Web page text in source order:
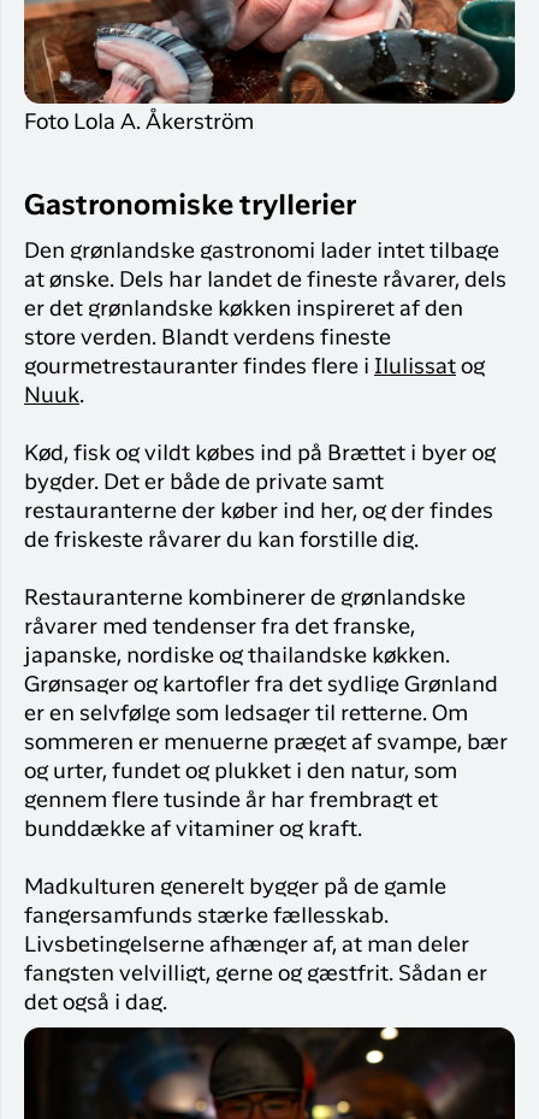
Flyrejser til
Qaqortoq
Flyrejser til
Har du glemt din adgangskode?
Ny Profil
masse eksklusive fordele. Læs mere om
Tilmeld dig Club Timmisa
Foto Lola A. Åkerström
Gastronomiske tryllerier
Den grønlandske gastronomi lader intet tilbage
at ønske. Dels har landet de fineste råvarer, dels
er det grønlandske køkken inspireret af den
store verden. Blandt verdens fineste
gourmetrestauranter findes flere i Ilulissat og
Nuuk.
Kød, fisk og vildt købes ind på Brættet i byer og
bygder. Det er både de private samt
restauranterne der køber ind her, og der findes
de friskeste råvarer du kan forstille dig.
Restauranterne kombinerer de grønlandske
råvarer med tendenser fra det franske,
japanske, nordiske og thailandske køkken.
Grønsager og kartofler fra det sydlige Grønland
er en selvfølge som ledsager til retterne. Om
sommeren er menuerne præget af svampe, bær
og urter, fundet og plukket i den natur, som
gennem flere tusinde år har frembragt et
bunddække af vitaminer og kraft.
Madkulturen generelt bygger på de gamle
fangersamfunds stærke fællesskab.
Livsbetingelserne afhænger af, at man deler
fangsten velvilligt, gerne og gæstfrit. Sådan er
det også i dag.